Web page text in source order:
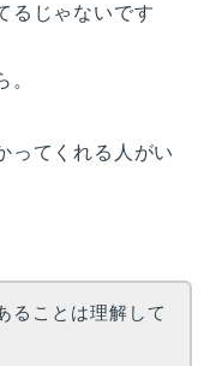
るじゃないです
。
ってくれる人がい
ことは理解して